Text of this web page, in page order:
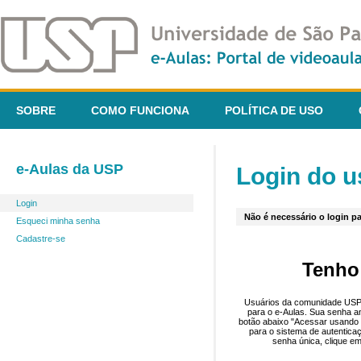
SOBRE COMO FUNCIONA POLÍTICA DE USO
e-Aulas da USP
Login
Esqueci minha senha
Cadastre-se
Login do
Não é necessário o login
Usuários da comunidade
para o e-Aulas. Sua senha
botão abaixo "Acessar
para o sistema de
senha única, clique